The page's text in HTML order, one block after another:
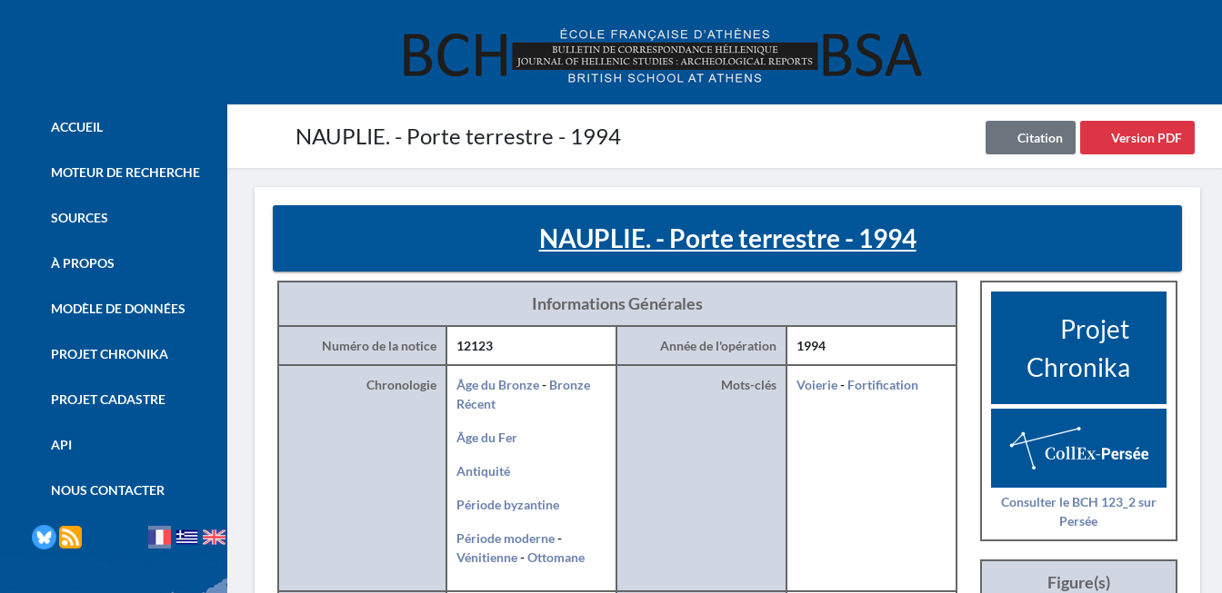
NAUPLIE. - Porte terrestre - 1994 Version PDF
Citation
ACCUEIL
MOTEUR DE RECHERCHE
SOURCES
À PROPOS
MODÈLE DE DONNÉES
PROJET CHRONIKA
PROJET CADASTRE
API
NOUS CONTACTER
NAUPLIE. - Porte terrestre - 1994
Informations Générales
Numéro de la notice 12123 Année de l'opération 1994
Chronologie Âge du Bronze- Bronze
Récent
Âge du Fer
Antiquité
Période byzantine
Période moderne-
Vénitienne-Ottomane
Mots-clés Voierie- Fortification
Projet
Chronika
Consulter le BCH 123_2 sur
Persée
Figure(s)